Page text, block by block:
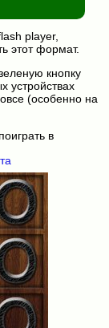
player,
этот формат.
кнопку
устройствах
(особенно на
в